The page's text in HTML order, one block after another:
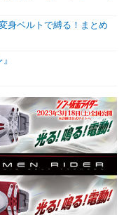
身ベルトで縛る！まとめ